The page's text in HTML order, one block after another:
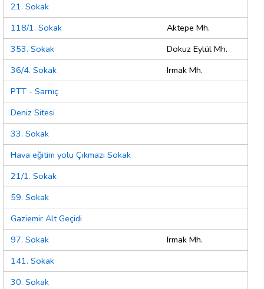
21. Sokak
118/1. Sokak
Aktepe Mh.
353. Sokak
Dokuz Eylül Mh.
36/4. Sokak
Irmak Mh.
PTT - Sarnıç
Deniz Sitesi
33. Sokak
Hava eğitim yolu Çıkmazı Sokak
21/1. Sokak
59. Sokak
Gaziemir Alt Geçidi
97. Sokak
Irmak Mh.
141. Sokak
30. Sokak